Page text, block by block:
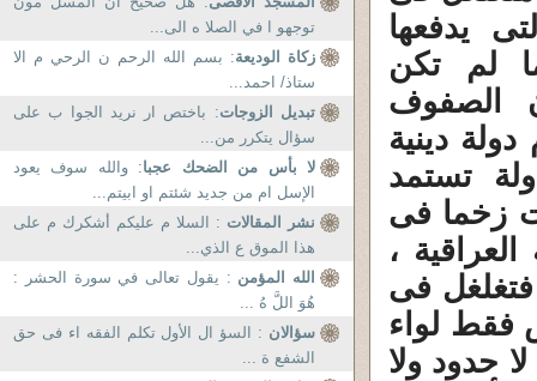
يدفعها
لم تكن
الصفوف
دينية
تستمد
زخما فى
،
فى
فقط لواء
حدود ولا
توجهو ا في الصلا ه الى...
زكاة الوديعة: بسم الله الرحم ن الرحي م الا
ستاذ/ احمد...
تبديل الزوجات: باختص ار نريد الجوا ب على
سؤال يتكرر من...
لا بأس من الضحك عجبا: والله سوف يعود
الإسل ام من جديد شئتم او ابيتم...
نشر المقالات : السلا م عليكم أشكرك م على
هذا الموق ع الذي...
الله المؤمن : يقول تعالى في سورة الحشر :
هُوَ اللَّ هُ ...
سؤالان : السؤ ال الأول تكلم الفقه اء فى حق
الشفع ة ...